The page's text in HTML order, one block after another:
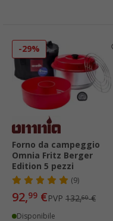
-29%
Forno da campeggio
Omnia Fritz Berger
Edition 5 pezzi
(9)
92,99 €PVP 132,60€
Disponibile